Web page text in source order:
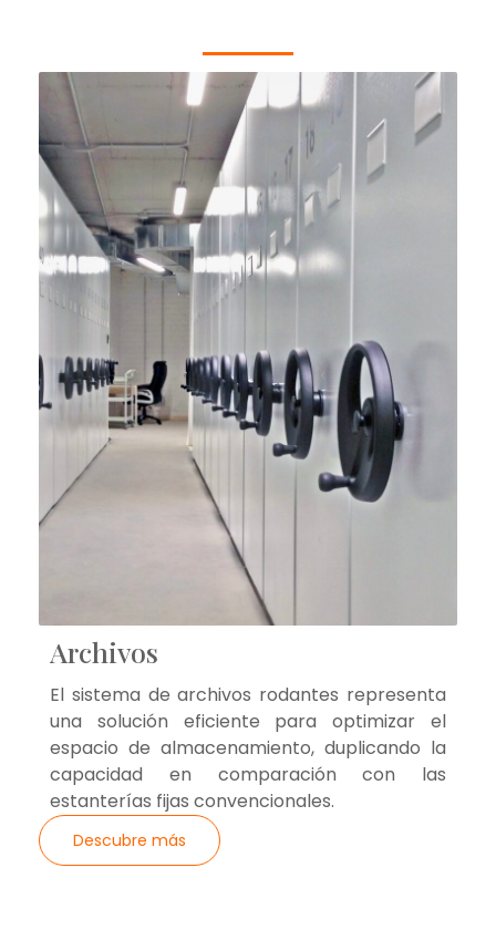
Archivos
El sistema de archivos rodantes representa
una solución eficiente para optimizar el
espacio de almacenamiento, duplicando la
capacidad en comparación con las
estanterías fijas convencionales.
Descubre más